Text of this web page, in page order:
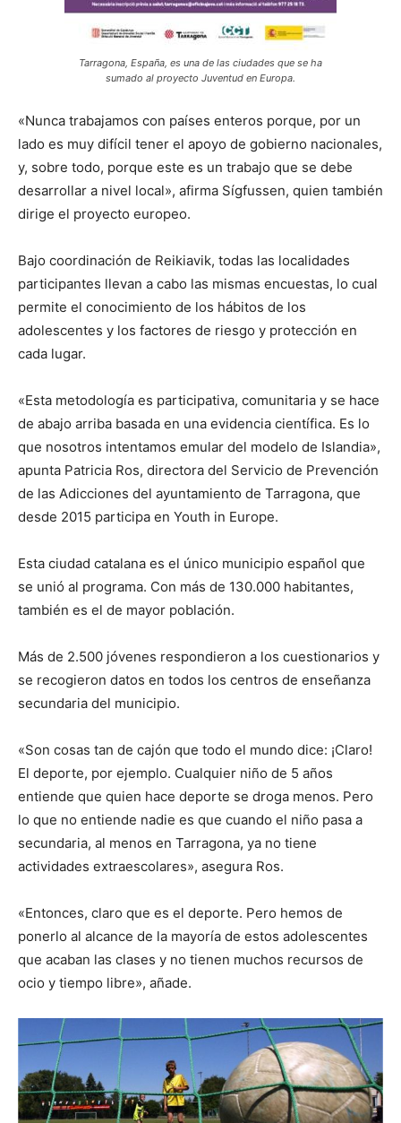
Tarragona, España, es una de las ciudades que se ha
sumado al proyecto Juventud en Europa.
«Nunca trabajamos con países enteros porque, por un
lado es muy difícil tener el apoyo de gobierno nacionales,
y, sobre todo, porque este es un trabajo que se debe
desarrollar a nivel local», afirma Sígfussen, quien también
dirige el proyecto europeo.
Bajo coordinación de Reikiavik, todas las localidades
participantes llevan a cabo las mismas encuestas, lo cual
permite el conocimiento de los hábitos de los
adolescentes y los factores de riesgo y protección en
cada lugar.
«Esta metodología es participativa, comunitaria y se hace
de abajo arriba basada en una evidencia científica. Es lo
que nosotros intentamos emular del modelo de Islandia»,
apunta Patricia Ros, directora del Servicio de Prevención
de las Adicciones del ayuntamiento de Tarragona, que
desde 2015 participa en Youth in Europe.
Esta ciudad catalana es el único municipio español que
se unió al programa. Con más de 130.000 habitantes,
también es el de mayor población.
Más de 2.500 jóvenes respondieron a los cuestionarios y
se recogieron datos en todos los centros de enseñanza
secundaria del municipio.
«Son cosas tan de cajón que todo el mundo dice: ¡Claro!
El deporte, por ejemplo. Cualquier niño de 5 años
entiende que quien hace deporte se droga menos. Pero
lo que no entiende nadie es que cuando el niño pasa a
secundaria, al menos en Tarragona, ya no tiene
actividades extraescolares», asegura Ros.
«Entonces, claro que es el deporte. Pero hemos de
ponerlo al alcance de la mayoría de estos adolescentes
que acaban las clases y no tienen muchos recursos de
ocio y tiempo libre», añade.